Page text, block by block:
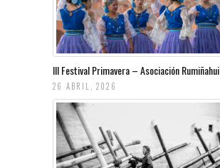
III Festival Primavera – Asociación Rumiñahui
26 ABRIL, 2026